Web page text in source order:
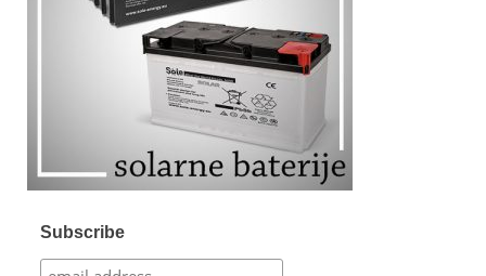
Subscribe